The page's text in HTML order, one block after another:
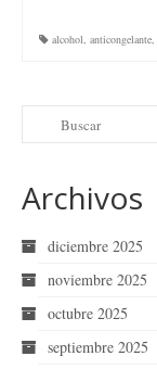
alcohol, anticongelante,
Archivos
diciembre 2025
noviembre 2025
octubre 2025
septiembre 2025